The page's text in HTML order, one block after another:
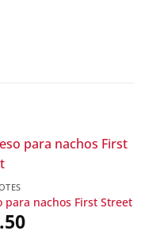
para nachos First Street